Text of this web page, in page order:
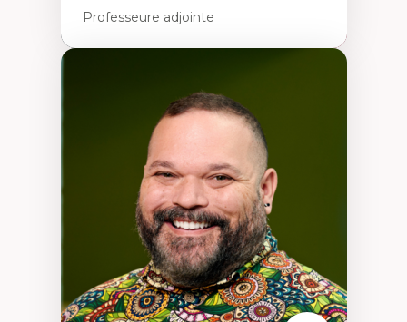
Professeure adjointe
Discours sur la ville et représentations
Mosquées, formes et usages au Canada
Reconnaissance et représentations des
communautés immigrantes dans l'espace
Design architectural et urbain
Patrimoine et patrimonialisation
Études postcoloniales et décolonisation des
savoirs